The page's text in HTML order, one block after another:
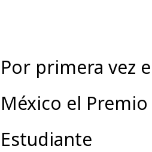
Por primera vez
México el Premio
Estudiante